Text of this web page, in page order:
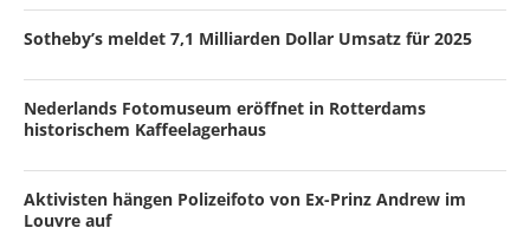
Sotheby’s meldet 7,1 Milliarden Dollar Umsatz für 2025
Nederlands Fotomuseum eröffnet in Rotterdams
historischem Kaffeelagerhaus
Aktivisten hängen Polizeifoto von Ex-Prinz Andrew im
Louvre auf